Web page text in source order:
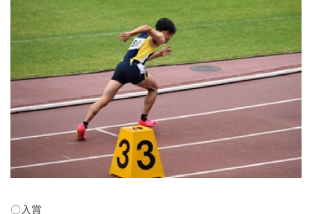
プライバシーポリシー
サイトマップ
教職員募集
いじめ防止基本方針
学校施設の耐震化への取組状
況
〇入賞